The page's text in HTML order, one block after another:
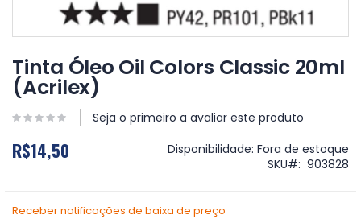
para
o
início
da
Galeria
imagens
Tinta Óleo Oil Colors Classic 20ml
(Acrilex)
Seja o primeiro a avaliar este produto
R$14,50 Disponibilidade: Fora de estoque
SKU
903828
Receber notificações de baixa de preço